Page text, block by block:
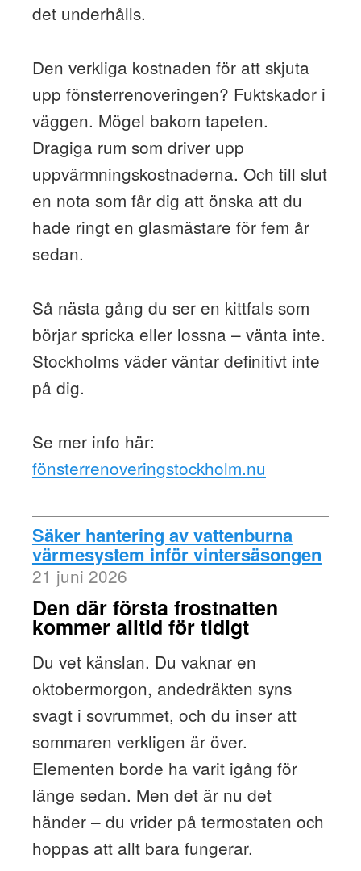
det underhålls.
Den verkliga kostnaden för att skjuta
upp fönsterrenoveringen? Fuktskador i
väggen. Mögel bakom tapeten.
Dragiga rum som driver upp
uppvärmningskostnaderna. Och till slut
en nota som får dig att önska att du
hade ringt en glasmästare för fem år
sedan.
Så nästa gång du ser en kittfals som
börjar spricka eller lossna – vänta inte.
Stockholms väder väntar definitivt inte
på dig.
Se mer info här:
fönsterrenoveringstockholm.nu
Säker hantering av vattenburna
värmesystem inför vintersäsongen
21 juni 2026
Den där första frostnatten
kommer alltid för tidigt
Du vet känslan. Du vaknar en
oktobermorgon, andedräkten syns
svagt i sovrummet, och du inser att
sommaren verkligen är över.
Elementen borde ha varit igång för
länge sedan. Men det är nu det
händer – du vrider på termostaten och
hoppas att allt bara fungerar.